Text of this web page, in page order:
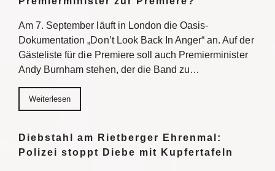
Am 7. September läuft in London die Oasis-
Dokumentation „Don’t Look Back In Anger“ an. Auf der
Gästeliste für die Premiere soll auch Premierminister
Andy Burnham stehen, der die Band zu…
Weiterlesen
Diebstahl am Rietberger Ehrenmal:
Polizei stoppt Diebe mit Kupfertafeln